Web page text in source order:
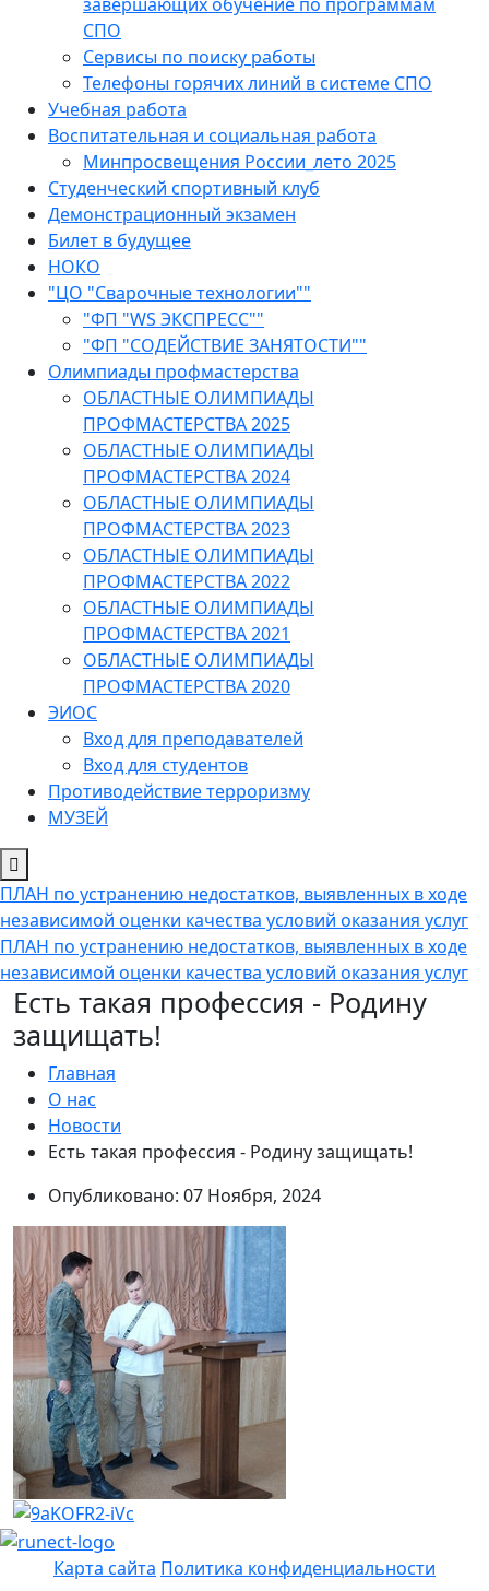
СПО
Сервисы по поиску работы
Телефоны горячих линий в системе СПО
Учебная работа
Воспитательная и социальная работа
Минпросвещения России_лето 2025
Студенческий спортивный клуб
Демонстрационный экзамен
Билет в будущее
НОКО
"ЦО "Сварочные технологии""
"ФП "WS ЭКСПРЕСС""
"ФП "СОДЕЙСТВИЕ ЗАНЯТОСТИ""
Олимпиады профмастерства
ОБЛАСТНЫЕ ОЛИМПИАДЫ
ПРОФМАСТЕРСТВА 2025
ОБЛАСТНЫЕ ОЛИМПИАДЫ
ПРОФМАСТЕРСТВА 2024
ОБЛАСТНЫЕ ОЛИМПИАДЫ
ПРОФМАСТЕРСТВА 2023
ОБЛАСТНЫЕ ОЛИМПИАДЫ
ПРОФМАСТЕРСТВА 2022
ОБЛАСТНЫЕ ОЛИМПИАДЫ
ПРОФМАСТЕРСТВА 2021
ОБЛАСТНЫЕ ОЛИМПИАДЫ
ПРОФМАСТЕРСТВА 2020
ЭИОС
Вход для преподавателей
Вход для студентов
Противодействие терроризму
МУЗЕЙ
ПЛАН по устранению недостатков, выявленных в ходе
независимой оценки качества условий оказания услуг
ПЛАН по устранению недостатков, выявленных в ходе
независимой оценки качества условий оказания услуг
Есть такая профессия - Родину
защищать!
Главная
О нас
Новости
Есть такая профессия - Родину защищать!
Опубликовано: 07 Ноября, 2024
Карта сайта Политика конфиденциальности